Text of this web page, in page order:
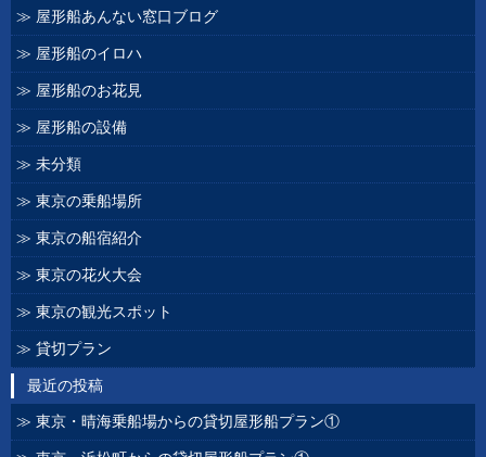
屋形船あんない窓口ブログ
屋形船のイロハ
屋形船のお花見
屋形船の設備
未分類
東京の乗船場所
東京の船宿紹介
東京の花火大会
東京の観光スポット
貸切プラン
最近の投稿
東京・晴海乗船場からの貸切屋形船プラン①